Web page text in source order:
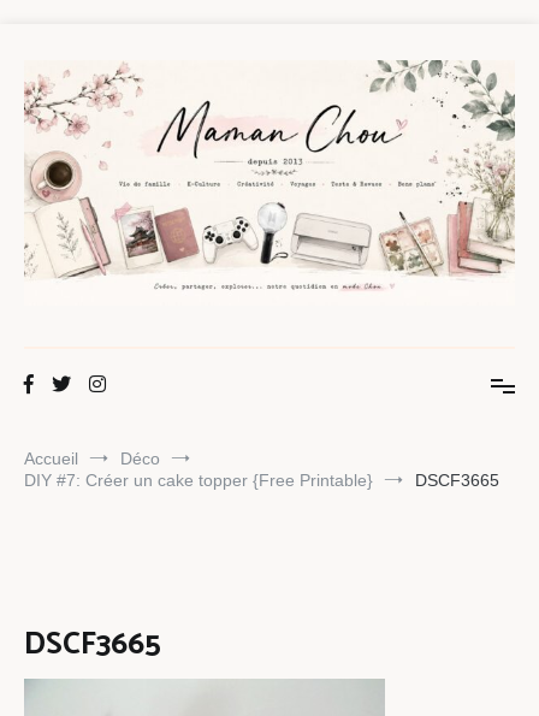
contenu
Maman Chou
Accueil
Déco
DIY #7: Créer un cake topper {Free Printable}
DSCF3665
DSCF3665